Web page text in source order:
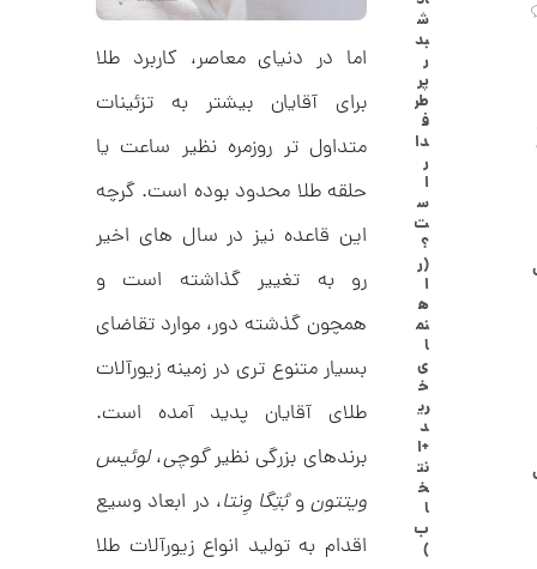
اما در دنیای معاصر، کاربرد طلا
برای آقایان بیشتر به تزئینات
متداول تر روزمره نظیر ساعت یا
حلقه طلا محدود بوده است. گرچه
این قاعده نیز در سال های اخیر
رو به تغییر گذاشته است و
همچون گذشته دور، موارد تقاضای
بسیار متنوع تری در زمینه زیورآلات
طلای آقایان پدید آمده است.
برندهای بزرگی نظیرگوچی،لوئیس
ویتتونوبُتِگا وِنتا، در ابعاد وسیع
اقدام به تولید انواع زیورآلات طلا
ش
بد
ر
پر
طر
ف
دا
ر
ا
س
ت
؟
(ر
ا
ه
نم
ا
ی
خ
ری
د
+ا
نت
خ
ا
ب
)
ا
ن
ش
ت
ر
ط
ز
ک
ا
ل
ک
ش
ی
ن
ی
م
ا
ل
ر
ح
2
6
0
8
5
,
0
0
0
ت
و
م
ا